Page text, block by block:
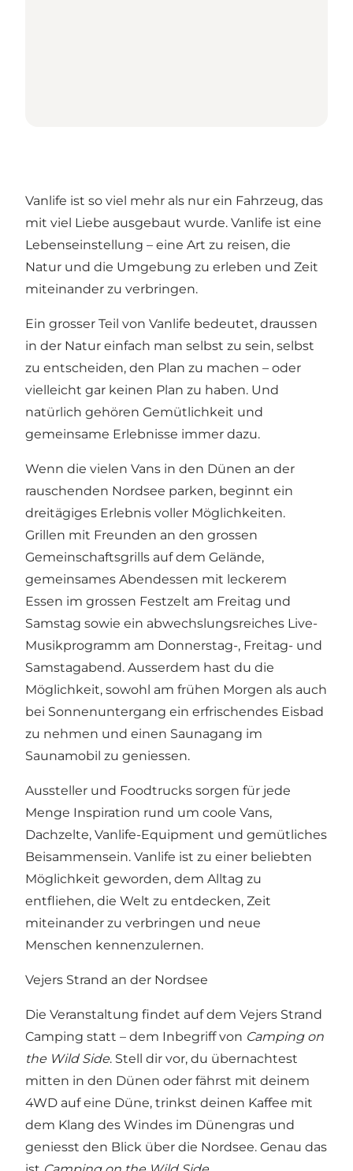
Vanlife ist so viel mehr als nur ein Fahrzeug, das
mit viel Liebe ausgebaut wurde. Vanlife ist eine
Lebenseinstellung – eine Art zu reisen, die
Natur und die Umgebung zu erleben und Zeit
miteinander zu verbringen.
Ein grosser Teil von Vanlife bedeutet, draussen
in der Natur einfach man selbst zu sein, selbst
zu entscheiden, den Plan zu machen – oder
vielleicht gar keinen Plan zu haben. Und
natürlich gehören Gemütlichkeit und
gemeinsame Erlebnisse immer dazu.
Wenn die vielen Vans in den Dünen an der
rauschenden Nordsee parken, beginnt ein
dreitägiges Erlebnis voller Möglichkeiten.
Grillen mit Freunden an den grossen
Gemeinschaftsgrills auf dem Gelände,
gemeinsames Abendessen mit leckerem
Essen im grossen Festzelt am Freitag und
Samstag sowie ein abwechslungsreiches Live-
Musikprogramm am Donnerstag-, Freitag- und
Samstagabend. Ausserdem hast du die
Möglichkeit, sowohl am frühen Morgen als auch
bei Sonnenuntergang ein erfrischendes Eisbad
zu nehmen und einen Saunagang im
Saunamobil zu geniessen.
Aussteller und Foodtrucks sorgen für jede
Menge Inspiration rund um coole Vans,
Dachzelte, Vanlife-Equipment und gemütliches
Beisammensein. Vanlife ist zu einer beliebten
Möglichkeit geworden, dem Alltag zu
entfliehen, die Welt zu entdecken, Zeit
miteinander zu verbringen und neue
Menschen kennenzulernen.
Vejers Strand an der Nordsee
Die Veranstaltung findet auf dem Vejers Strand
Camping statt – dem Inbegriff von Camping on
the Wild Side. Stell dir vor, du übernachtest
mitten in den Dünen oder fährst mit deinem
4WD auf eine Düne, trinkst deinen Kaffee mit
dem Klang des Windes im Dünengras und
geniesst den Blick über die Nordsee. Genau das